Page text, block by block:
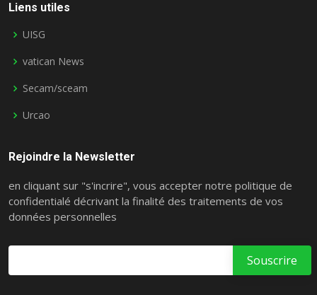
Liens utiles
UISG
vatican News
Secam/sceam
Urcao
Rejoindre la Newsletter
en cliquant sur "s'incrire", vous accepter notre politique de
confidentialé décrivant la finalité des traitements de vos
données personnelles